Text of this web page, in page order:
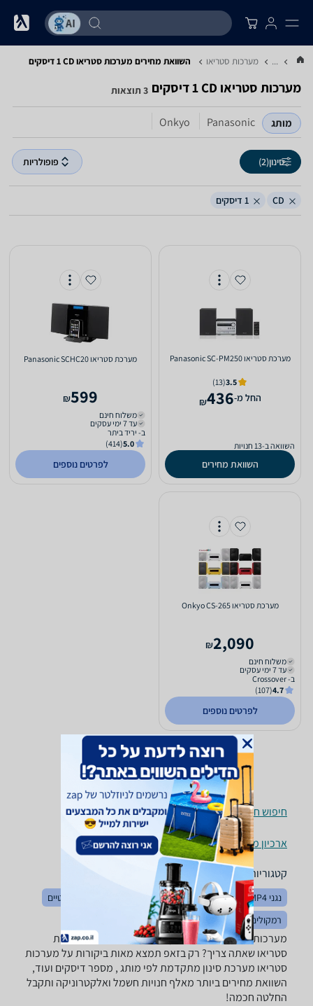
... מערכות סטריאו השוואת מחירים מערכות סטריאו ‏CD ‏1 ‏דיסקים
מערכות סטריאו ‏CD ‏1 ‏דיסקים 3 תוצאות
מותג Panasonic
Onkyo
סינון(2) פופולריות
CD 1 דיסקים
מערכת סטריאו Panasonic SC-PM250
3.5
(13)
‫החל מ-436
₪
השוואה ב-13 חנויות
השוואת מחירים
מערכת סטריאו Panasonic SCHC20
599
₪
משלוח חינם
עד 7 ימי עסקים
ב- יריד ביתר
5.0
(414)
לפרטים נוספים
מערכת סטריאו Onkyo CS-265
2,090
₪
משלוח חינם
עד 7 ימי עסקים
ב- Crossover
4.7
(107)
לפרטים נוספים
חיפוש חנויות מערכות סטריאו לפי עיר
ארכיון מוצרים
קטגוריות משלימות
נגני MP3 / MP4 קומפקט דיסקים
רמקולים ניידים ואלחוטיים
רמקולים
מערכות סטריאו - ‏CD ‏1 ‏דיסקים רוצה למצוא את המערכת
סטריאו שאתה צריך? רק בזאפ תמצא מאות ביקורות על מערכות
סטריאו מערכת סינון מתקדמת לפי מותג , מספר דיסקים ועוד,
השוואת מחירים ביותר מאלף חנויות חשמל ואלקטרוניקה ותקבל
החלטה חכמה!